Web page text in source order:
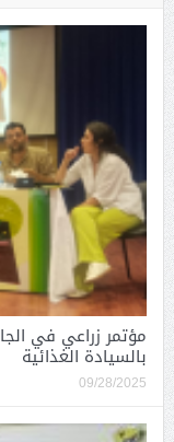
مؤتمر زراعي في
بالسيادة الغذائية
09/28/2025